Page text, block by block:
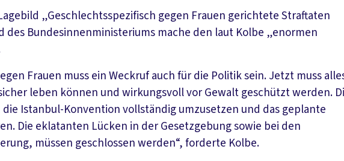
„Geschlechtsspezifisch gegen Frauen gerichtete Straftaten
des Bundesinnenministeriums mache den laut Kolbe „enormen
Frauen muss ein Weckruf auch für die Politik sein. Jetzt muss
leben können und wirkungsvoll vor Gewalt geschützt werden.
Istanbul-Konvention vollständig umzusetzen und das geplante
Die eklatanten Lücken in der Gesetzgebung sowie bei den
müssen geschlossen werden“, forderte Kolbe.